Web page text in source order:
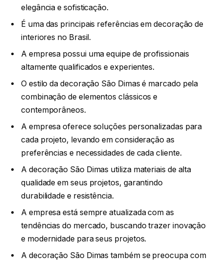
elegância e sofisticação.
É uma das principais referências em decoração de
interiores no Brasil.
A empresa possui uma equipe de profissionais
altamente qualificados e experientes.
O estilo da decoração São Dimas é marcado pela
combinação de elementos clássicos e
contemporâneos.
A empresa oferece soluções personalizadas para
cada projeto, levando em consideração as
preferências e necessidades de cada cliente.
A decoração São Dimas utiliza materiais de alta
qualidade em seus projetos, garantindo
durabilidade e resistência.
A empresa está sempre atualizada com as
tendências do mercado, buscando trazer inovação
e modernidade para seus projetos.
A decoração São Dimas também se preocupa com